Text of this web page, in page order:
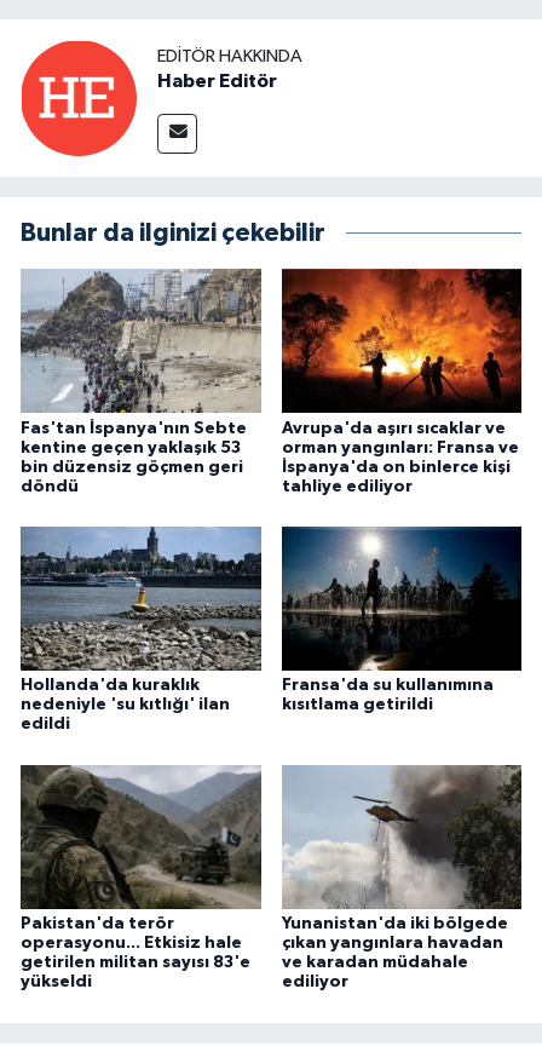
EDITÖR HAKKINDA
Haber Editör
Bunlar da ilginizi çekebilir
Fas'tan İspanya'nın Sebte
kentine geçen yaklaşık 53
bin düzensiz göçmen geri
döndü
Avrupa'da aşırı sıcaklar ve
orman yangınları: Fransa ve
İspanya'da on binlerce kişi
tahliye ediliyor
Hollanda'da kuraklık
nedeniyle 'su kıtlığı' ilan
edildi
Fransa'da su kullanımına
kısıtlama getirildi
Pakistan'da terör
operasyonu... Etkisiz hale
getirilen militan sayısı 83'e
yükseldi
Yunanistan'da iki bölgede
çıkan yangınlara havadan
ve karadan müdahale
ediliyor